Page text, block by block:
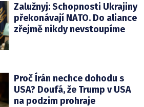
Zalužnyj: Schopnosti Ukrajiny
překonávají NATO. Do aliance
zřejmě nikdy nevstoupíme
Proč Írán nechce dohodu s
USA? Doufá, že Trump v USA
na podzim prohraje